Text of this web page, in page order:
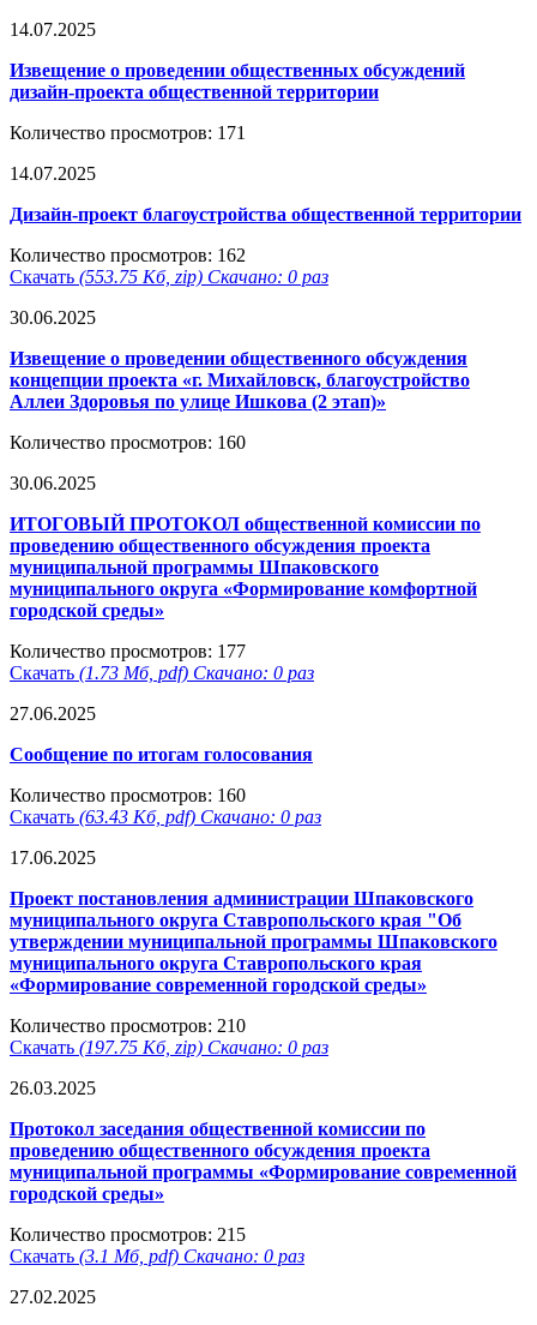
14.07.2025
Извещение о проведении общественных обсуждений
дизайн-проекта общественной территории
Количество просмотров: 171
14.07.2025
Дизайн-проект благоустройства общественной территории
Количество просмотров: 162
Скачать (553.75 Кб, zip) Скачано: 0 раз
30.06.2025
Извещение о проведении общественного обсуждения
концепции проекта «г. Михайловск, благоустройство
Аллеи Здоровья по улице Ишкова (2 этап)»
Количество просмотров: 160
30.06.2025
ИТОГОВЫЙ ПРОТОКОЛ общественной комиссии по
проведению общественного обсуждения проекта
муниципальной программы Шпаковского
муниципального округа «Формирование комфортной
городской среды»
Количество просмотров: 177
Скачать (1.73 Мб, pdf) Скачано: 0 раз
27.06.2025
Сообщение по итогам голосования
Количество просмотров: 160
Скачать (63.43 Кб, pdf) Скачано: 0 раз
17.06.2025
Проект постановления администрации Шпаковского
муниципального округа Ставропольского края "Об
утверждении муниципальной программы Шпаковского
муниципального округа Ставропольского края
«Формирование современной городской среды»
Количество просмотров: 210
Скачать (197.75 Кб, zip) Скачано: 0 раз
26.03.2025
Протокол заседания общественной комиссии по
проведению общественного обсуждения проекта
муниципальной программы «Формирование современной
городской среды»
Количество просмотров: 215
Скачать (3.1 Мб, pdf) Скачано: 0 раз
27.02.2025